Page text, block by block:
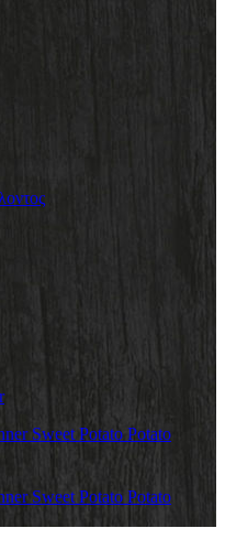
Sweet Potato Potato
Sweet Potato Potato